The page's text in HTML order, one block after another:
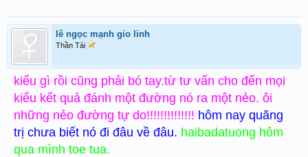
lê ngọc mạnh gio linh
Thần Tài
kiểu gì rồi cũng phải bó tay.từ tư vấn cho đến mọi
kiểu kết quả đánh một đường nó ra một nẻo. ôi
những nẻo đường tự do!!!!!!!!!!!!!! hôm nay quãng
trị chưa biết nó đi đâu về đâu. haibadatuong hôm
qua mình toe tua.